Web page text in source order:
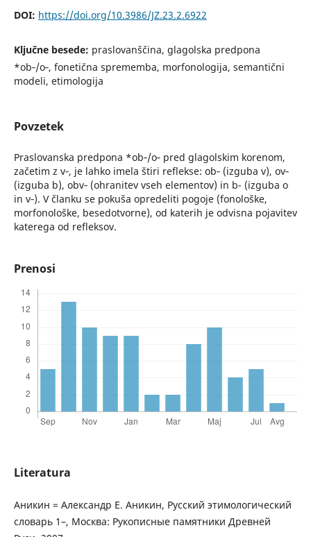
DOI: https://doi.org/10.3986/JZ.23.2.6922
Ključne besede: praslovanščina, glagolska predpona
*ob‑/o‑, fonetična sprememba, morfonologija, semantični
modeli, etimologija
Povzetek
Praslovanska predpona *ob‑/o‑ pred glagolskim korenom,
začetim z v‑, je lahko imela štiri reflekse: ob‑ (izguba v), ov‑
(izguba b), obv‑ (ohranitev vseh elementov) in b- (izguba o
in v‑). V članku se pokuša opredeliti pogoje (fonološke,
morfonološke, besedotvorne), od katerih je odvisna pojavitev
katerega od refleksov.
Prenosi
Literatura
Аникин = Александр Е. Аникин, Русский этимологический
словарь 1–, Москва: Рукописные памятники Древней